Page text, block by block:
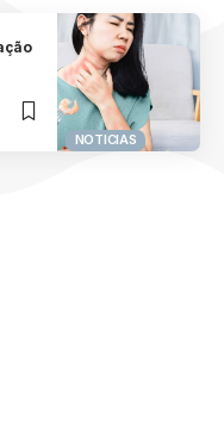
NOTICIAS